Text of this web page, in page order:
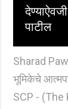
पाटील
Sharad
भूमिकेचे
SCP - (The